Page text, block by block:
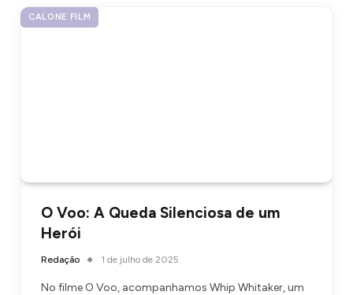
CALONE FILM
O Voo: A Queda Silenciosa de um
Herói
Redação 1 de julho de 2025
No filme O Voo, acompanhamos Whip Whitaker, um